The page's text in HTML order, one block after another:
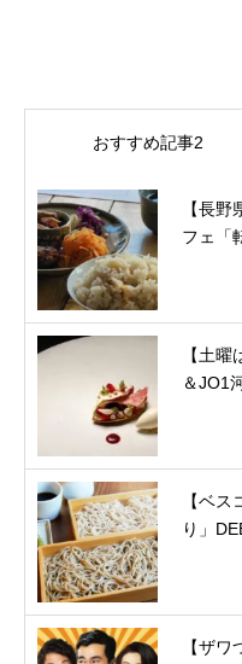
おすすめ記事2
【長
フェ「
【土
＆JO1
【ベ
り」
【ザ